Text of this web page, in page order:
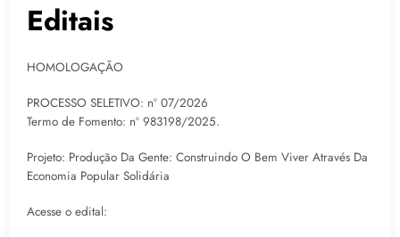
Editais
HOMOLOGAÇÃO
PROCESSO SELETIVO: nº 07/2026
Termo de Fomento: nº 983198/2025.
Projeto: Produção Da Gente: Construindo O Bem Viver Através Da
Economia Popular Solidária
Acesse o edital: